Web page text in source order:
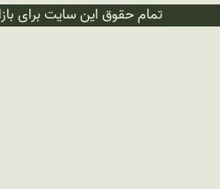
تمام حقوق این سایت برای